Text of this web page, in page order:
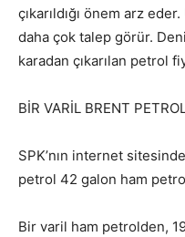
çıkarıldığı önem arz
daha çok talep görür.
karadan çıkarılan petrol
BİR VARİL BRENT
SPK’nın internet
petrol 42 galon ham
Bir varil ham petrolden,